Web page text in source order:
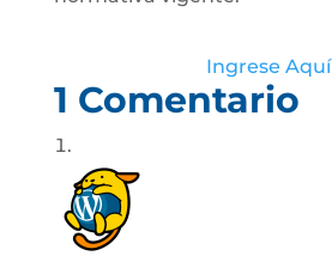
Ingrese Aquí
1 Comentario